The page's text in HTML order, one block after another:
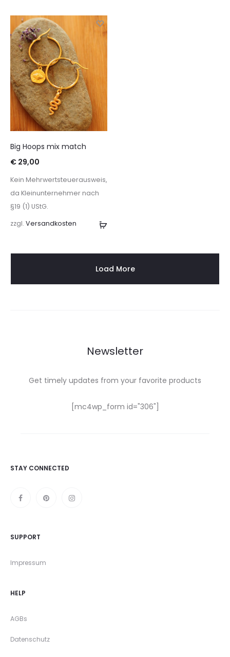
In
Warenkorb
Big Hoops mix match
€ 29,00
Kein Mehrwertsteuerausweis,
da Kleinunternehmer nach
§19 (1) UStG.
zzgl. Versandkosten
Load More
Newsletter
Get timely updates from your favorite products
[mc4wp_form id="306"]
STAY CONNECTED
SUPPORT
Impressum
HELP
AGBs
Datenschutz